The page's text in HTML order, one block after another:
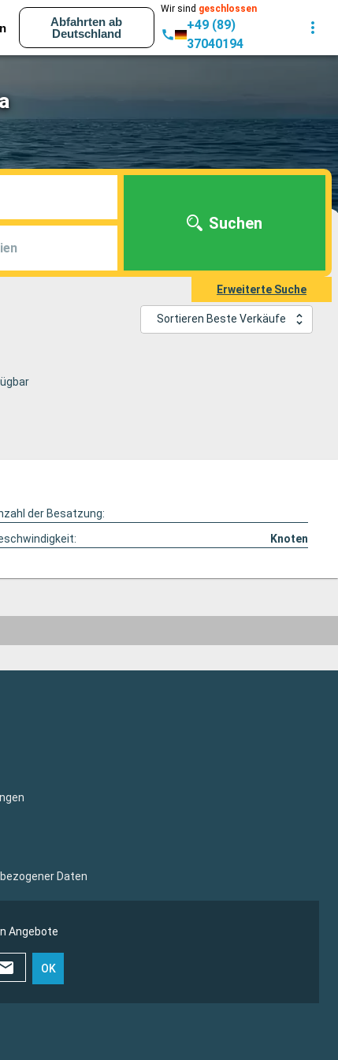
Abfahrten ab
Deutschland
Wir sind geschlossen
+49 (89)
37040194
Suchen
Erweiterte Suche
Sortieren Beste Verkäufe
der Besatzung:
Knoten
Daten
Angebote
OK